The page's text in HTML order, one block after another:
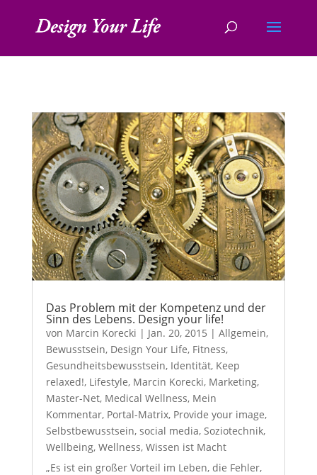
Das Problem mit der Kompetenz und der
Sinn des Lebens. Design your life!
von Marcin Korecki | Jan. 20, 2015 | Allgemein,
Bewusstsein, Design Your Life, Fitness,
Gesundheitsbewusstsein, Identität, Keep
relaxed!, Lifestyle, Marcin Korecki, Marketing,
Master-Net, Medical Wellness, Mein
Kommentar, Portal-Matrix, Provide your image,
Selbstbewusstsein, social media, Soziotechnik,
Wellbeing, Wellness, Wissen ist Macht
„Es ist ein großer Vorteil im Leben, die Fehler,